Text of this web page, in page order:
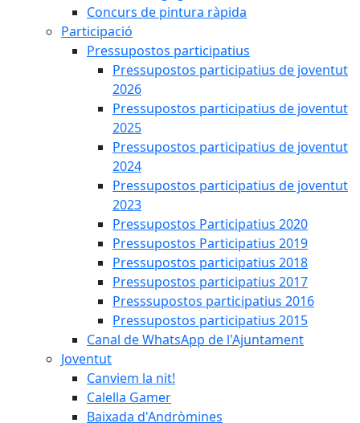
Concurs de pintura ràpida
Participació
Pressupostos participatius
Pressupostos participatius de joventut
2026
Pressupostos participatius de joventut
2025
Pressupostos participatius de joventut
2024
Pressupostos participatius de joventut
2023
Pressupostos Participatius 2020
Pressupostos Participatius 2019
Pressupostos participatius 2018
Pressupostos participatius 2017
Presssupostos participatius 2016
Pressupostos participatius 2015
Canal de WhatsApp de l'Ajuntament
Joventut
Canviem la nit!
Calella Gamer
Baixada d'Andròmines